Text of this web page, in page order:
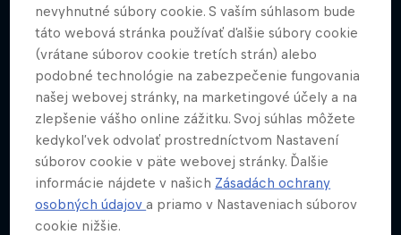
nevyhnutné súbory cookie. S vaším súhlasom bude
táto webová stránka používať ďalšie súbory cookie
(vrátane súborov cookie tretích strán) alebo
podobné technológie na zabezpečenie fungovania
našej webovej stránky, na marketingové účely a na
zlepšenie vášho online zážitku. Svoj súhlas môžete
kedykoľvek odvolať prostredníctvom Nastavení
súborov cookie v päte webovej stránky. Ďalšie
informácie nájdete v našich Zásadách ochrany
osobných údajova priamo v Nastaveniach súborov
cookie nižšie.